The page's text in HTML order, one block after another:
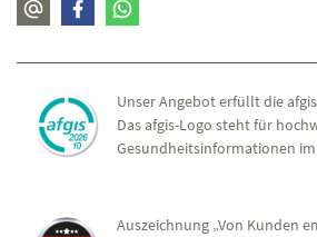
Unser Angebot erfüllt die
Das afgis-Logo steht für
Gesundheitsinformationen
Auszeichnung „Von Kunden